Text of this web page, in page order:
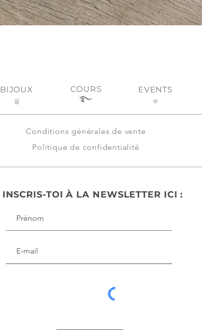
BIJOUX
♕
EVENTS
𖡼
COURS
࿐
Conditions générales de vente
Politique de confidentialité
INSCRIS-TOI À LA NEWSLETTER ICI :